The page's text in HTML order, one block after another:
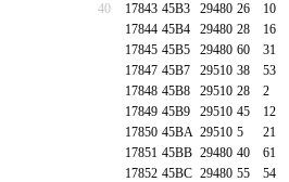
40
17843 45B3 29480 26 10
17844 45B4 29480 28 16
17845 45B5 29480 60 31
17847 45B7 29510 38 53
17848 45B8 29510 28 2
17849 45B9 29510 45 12
17850 45BA 29510 5 21
17851 45BB 29480 40 61
17852 45BC 29480 55 54